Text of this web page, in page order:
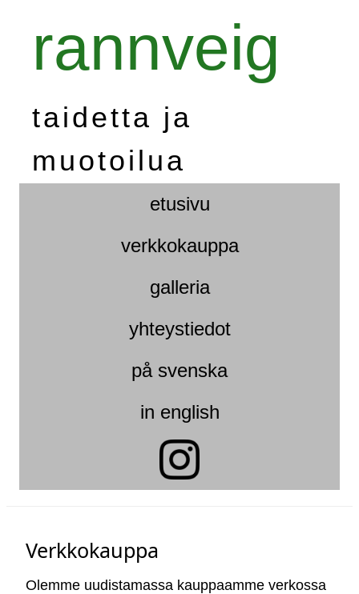
rannveig
taidetta ja
muotoilua
etusivu
verkkokauppa
galleria
yhteystiedot
på svenska
in english
Verkkokauppa
Olemme uudistamassa kauppaamme verkossa